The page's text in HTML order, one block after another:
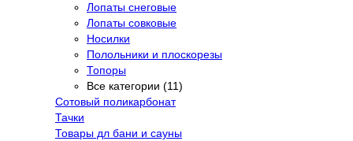
Лопаты снеговые
Лопаты совковые
Носилки
Полольники и плоскорезы
Топоры
Все категории (11)
Сотовый поликарбонат
Тачки
Товары дл бани и сауны